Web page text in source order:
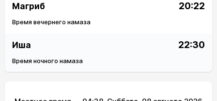
Магриб 20:22
Время вечернего намаза
Иша 22:30
Время ночного намаза